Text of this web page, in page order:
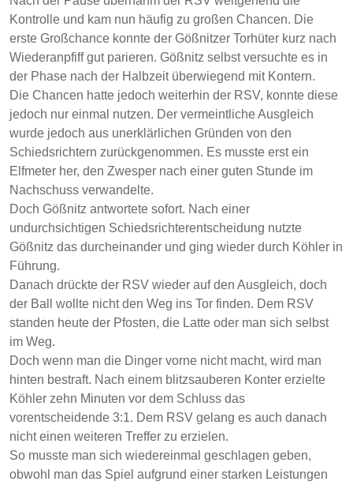
Kontrolle und kam nun häufig zu großen Chancen. Die
erste Großchance konnte der Gößnitzer Torhüter kurz nach
Wiederanpfiff gut parieren. Gößnitz selbst versuchte es in
der Phase nach der Halbzeit überwiegend mit Kontern.
Die Chancen hatte jedoch weiterhin der RSV, konnte diese
jedoch nur einmal nutzen. Der vermeintliche Ausgleich
wurde jedoch aus unerklärlichen Gründen von den
Schiedsrichtern zurückgenommen. Es musste erst ein
Elfmeter her, den Zwesper nach einer guten Stunde im
Nachschuss verwandelte.
Doch Gößnitz antwortete sofort. Nach einer
undurchsichtigen Schiedsrichterentscheidung nutzte
Gößnitz das durcheinander und ging wieder durch Köhler in
Führung.
Danach drückte der RSV wieder auf den Ausgleich, doch
der Ball wollte nicht den Weg ins Tor finden. Dem RSV
standen heute der Pfosten, die Latte oder man sich selbst
im Weg.
Doch wenn man die Dinger vorne nicht macht, wird man
hinten bestraft. Nach einem blitzsauberen Konter erzielte
Köhler zehn Minuten vor dem Schluss das
vorentscheidende 3:1. Dem RSV gelang es auch danach
nicht einen weiteren Treffer zu erzielen.
So musste man sich wiedereinmal geschlagen geben,
obwohl man das Spiel aufgrund einer starken Leistungen